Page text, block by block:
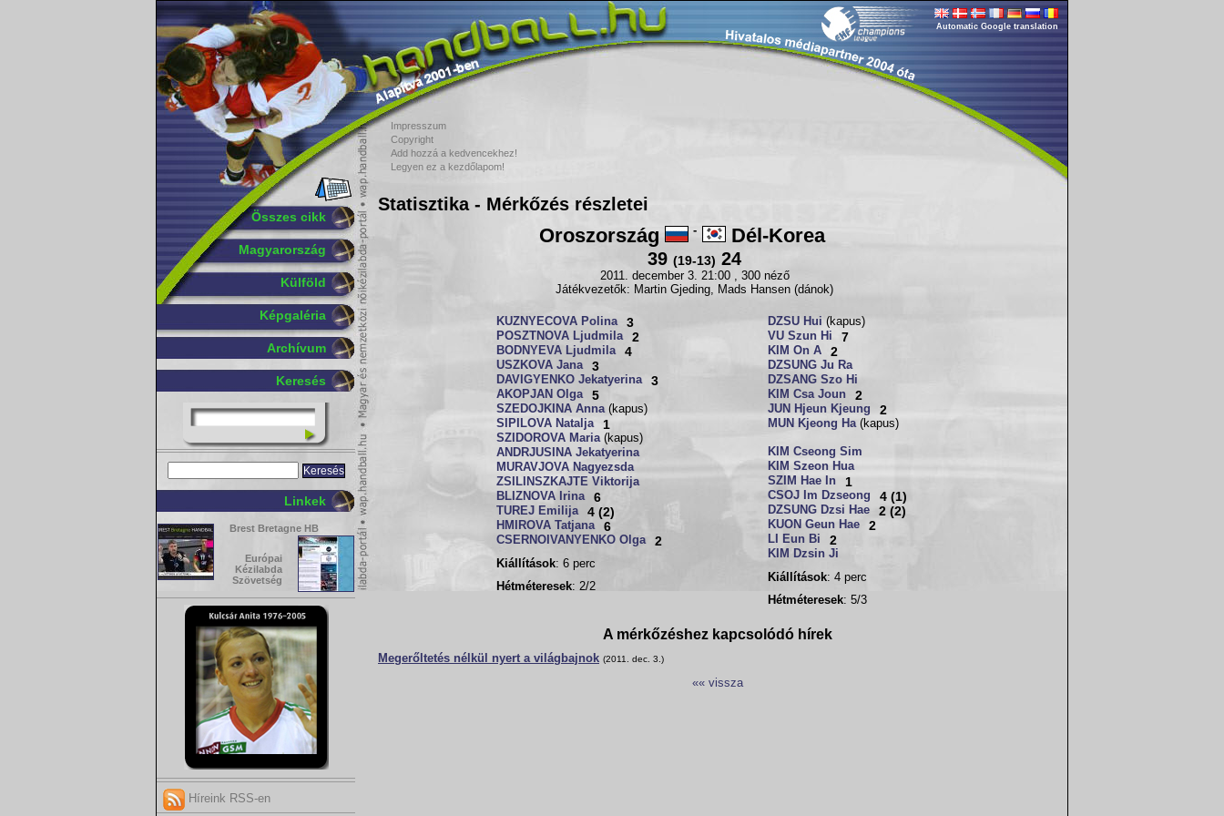
Összes cikk
Magyarország
Külföld
Képgaléria
Archívum
Keresés
Linkek
Brest Bretagne HB
Európai
Kézilabda
Szövetség
Híreink RSS-en
Automatic Google translation
Impresszum
Copyright
Add hozzá a kedvencekhez!
Legyen ez a kezdőlapom!
Statisztika - Mérkőzés részletei
Oroszország - Dél-Korea
39 (19-13) 24
2011. december 3. 21:00 , 300 néző
Játékvezetők: Martin Gjeding, Mads Hansen (dánok)
KUZNYECOVA Polina 3
POSZTNOVA Ljudmila 2
BODNYEVA Ljudmila 4
USZKOVA Jana 3
DAVIGYENKO Jekatyerina 3
AKOPJAN Olga 5
SZEDOJKINA Anna(kapus)
SIPILOVA Natalja
1
SZIDOROVA Maria(kapus)
ANDRJUSINA Jekatyerina
MURAVJOVA Nagyezsda
ZSILINSZKAJTE Viktorija
BLIZNOVA Irina
6
TUREJ Emilija 4 (2)
HMIROVA Tatjana 6
CSERNOIVANYENKO Olga 2
Kiállítások: 6 perc
Hétméteresek: 2/2
DZSU Hui (kapus)
VU Szun Hi
7
KIM On A 2
DZSUNG Ju Ra
DZSANG Szo Hi
KIM Csa Joun
2
JUN Hjeun Kjeung 2
MUN Kjeong Ha(kapus)
KIM Cseong Sim
KIM Szeon Hua
SZIM Hae In
1
CSOJ Im Dzseong 4 (1)
DZSUNG Dzsi Hae 2 (2)
KUON Geun Hae 2
LI Eun Bi 2
KIM Dzsin Ji
Kiállítások: 4 perc
Hétméteresek: 5/3
A mérkőzéshez kapcsolódó hírek
Megerőltetés nélkül nyert a világbajnok (2011. dec. 3.)
«« vissza